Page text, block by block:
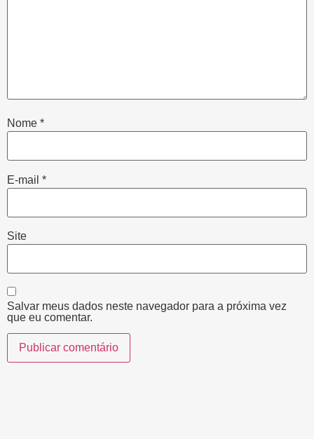
Nome *
E-mail *
Site
Salvar meus dados neste navegador para a próxima vez
que eu comentar.